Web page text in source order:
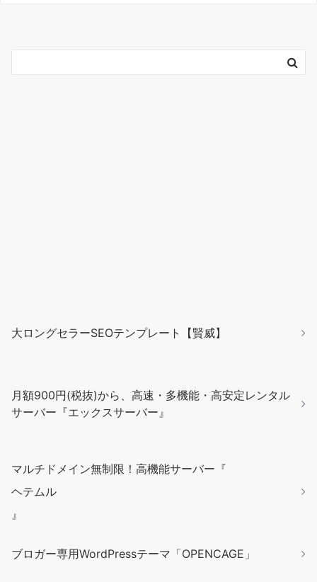
大ロングセラーSEOテンプレート【賢威】
月額900円(税抜)から、高速・多機能・高安定レンタル
サーバー『エックスサーバー』
マルチドメイン無制限！高機能サーバー『
ヘテムル
』
ブロガー専用WordPressテーマ「OPENCAGE」